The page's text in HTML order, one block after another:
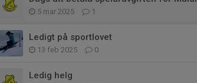
5 mar 2025 1
Ledigt på sportlovet
13 feb 2025 0
Ledig helg